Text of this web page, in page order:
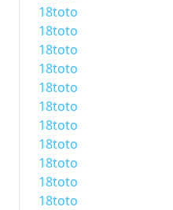
18toto
18toto
18toto
18toto
18toto
18toto
18toto
18toto
18toto
18toto
18toto